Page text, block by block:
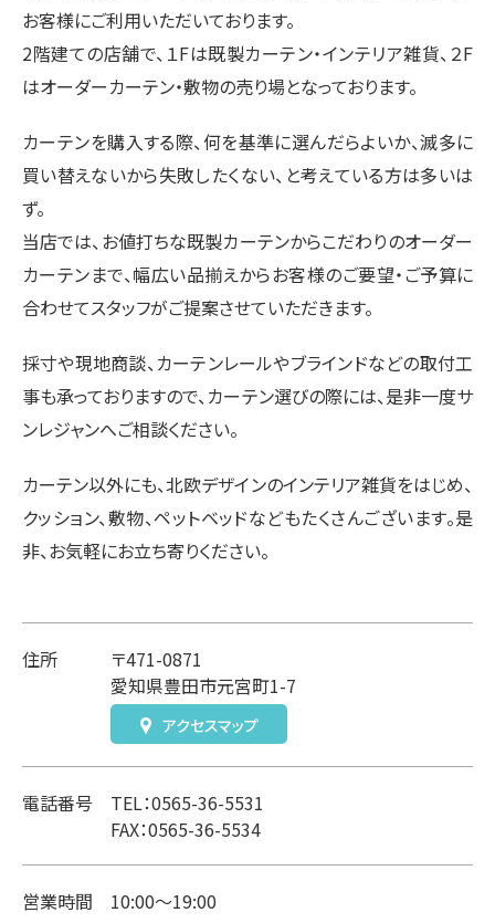
お客様にご利用いただいております。
2階建ての店舗で、１Fは既製カーテン・インテリア雑貨、２F
はオーダーカーテン・敷物の売り場となっております。
カーテンを購入する際、何を基準に選んだらよいか、滅多に
買い替えないから失敗したくない、と考えている方は多いは
ず。
当店では、お値打ちな既製カーテンからこだわりのオーダー
カーテンまで、幅広い品揃えからお客様のご要望・ご予算に
合わせてスタッフがご提案させていただきます。
採寸や現地商談、カーテンレールやブラインドなどの取付工
事も承っておりますので、カーテン選びの際には、是非一度サ
ンレジャンへご相談ください。
カーテン以外にも、北欧デザインのインテリア雑貨をはじめ、
クッション、敷物、ペットベッドなどもたくさんございます。是
非、お気軽にお立ち寄りください。
住所
〒471-0871
愛知県豊田市元宮町1-7
アクセスマップ
電話番号
TEL：0565-36-5531
FAX：0565-36-5534
営業時間 10:00～19:00